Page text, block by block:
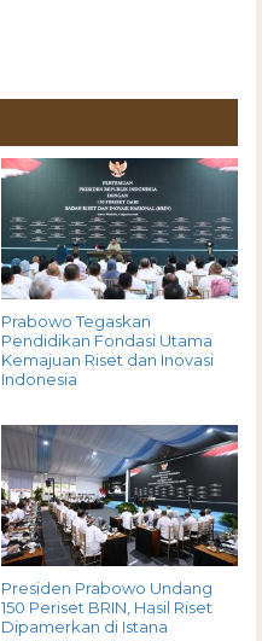
Prabowo Tegaskan
Pendidikan Fondasi Utama
Kemajuan Riset dan Inovasi
Indonesia
Presiden Prabowo Undang
150 Periset BRIN, Hasil Riset
Dipamerkan di Istana